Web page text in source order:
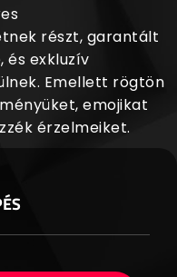
részt, garantált
és exkluzív
Emellett rögtön
emojikat
érzelmeiket.